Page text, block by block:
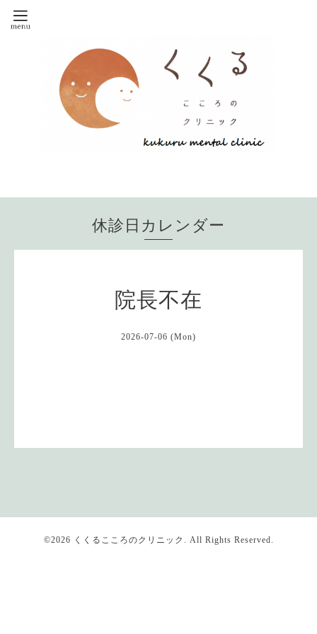
休診日カレンダー
院長不在
2026-07-06 (Mon)
©2026 くくるこころのクリニック . All Rights Reserved.